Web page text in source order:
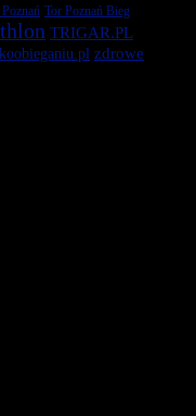
Tor Poznań Bieg
TRIGAR.PL
zdrowe